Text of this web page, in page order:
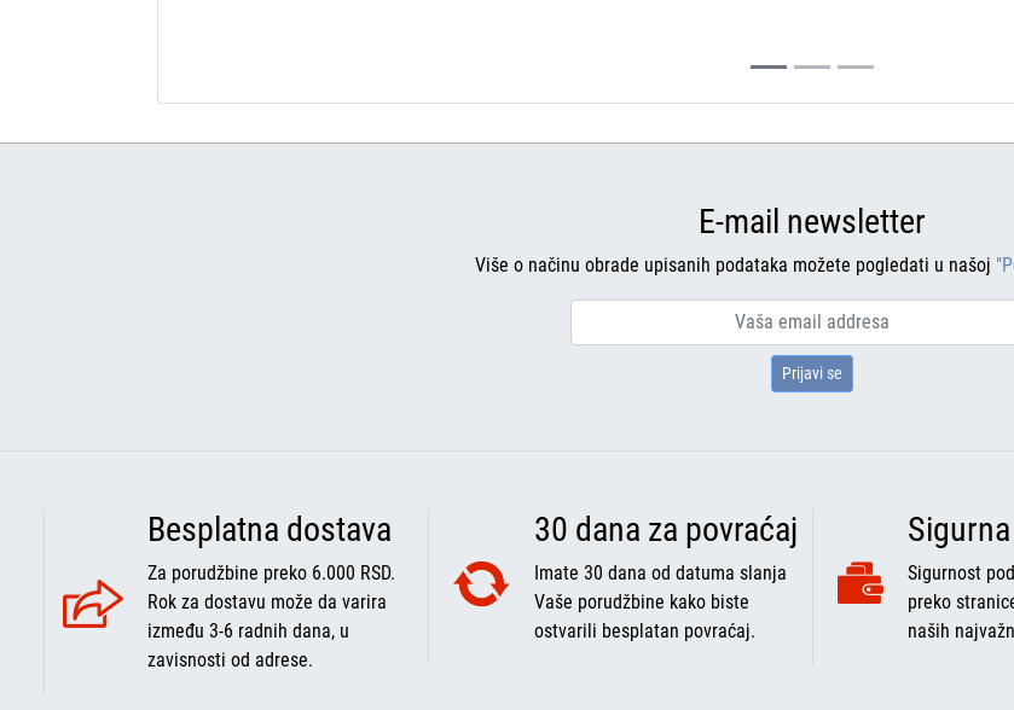
E-mail newsletter
Više o načinu obrade upisanih podataka možete pogledati u našoj
Prijavi se
Besplatna dostava
Za porudžbine preko 6.000 RSD.
Rok za dostavu može da varira
između 3-6 radnih dana, u
zavisnosti od adrese.
30 dana za povraćaj
Imate 30 dana od datuma slanja
Vaše porudžbine kako biste
ostvarili besplatan povraćaj.
Sigurnost
preko
naših